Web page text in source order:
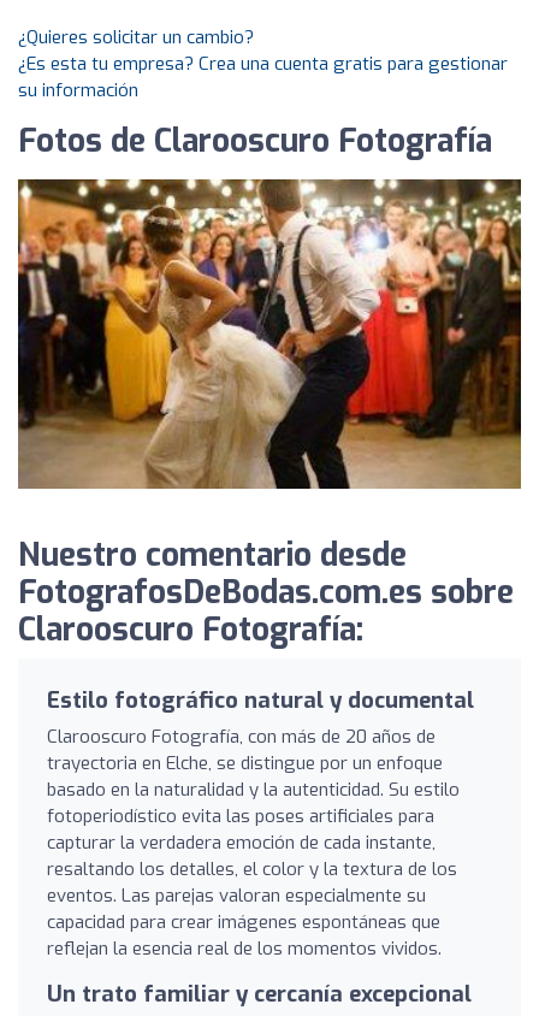
¿Quieres solicitar un cambio?
¿Es esta tu empresa? Crea una cuenta gratis para gestionar
su información
Fotos de Clarooscuro Fotografía
Nuestro comentario desde
FotografosDeBodas.com.es sobre
Clarooscuro Fotografía:
Estilo fotográfico natural y documental
Clarooscuro Fotografía, con más de 20 años de
trayectoria en Elche, se distingue por un enfoque
basado en la naturalidad y la autenticidad. Su estilo
fotoperiodístico evita las poses artificiales para
capturar la verdadera emoción de cada instante,
resaltando los detalles, el color y la textura de los
eventos. Las parejas valoran especialmente su
capacidad para crear imágenes espontáneas que
reflejan la esencia real de los momentos vividos.
Un trato familiar y cercanía excepcional